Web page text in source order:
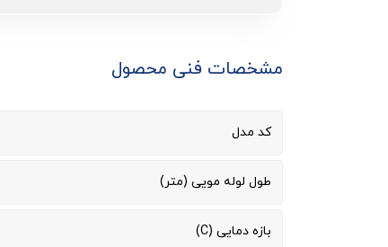
مشخصات فنی محصول
کد مدل
طول لوله مویی (متر)
بازه دمایی (C)